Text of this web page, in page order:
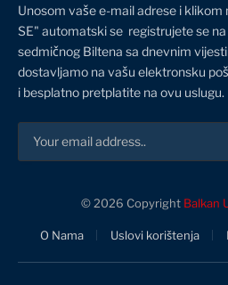
Unosom vaše e-mail adrese i klikom
SE" automatski se registrujete se
sedmičnog Biltena sa dnevnim
dostavljamo na vašu elektronsku
i besplatno pretplatite na ovu uslugu.
© 2026 Copyright Balkan
O Nama Uslovi korištenja